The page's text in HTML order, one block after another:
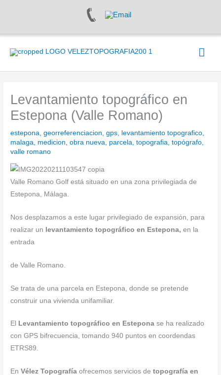
Levantamiento topográfico en
Estepona (Valle Romano)
estepona,georreferenciacion,gps, levantamiento topografico,
malaga, medicion,obra nueva, parcela,topografia,topógrafo,
valle romano
Valle Romano Golf está situado en una zona privilegiada de
Estepona, Málaga.
Nos desplazamos a este lugar privilegiado de expansión, para
realizar un levantamiento topográfico en Estepona, en la
entrada
de Valle Romano.
Se trata de una parcela en Estepona, donde se pretende
construir una vivienda unifamiliar.
El Levantamiento topográfico en Estepona se ha realizado
con GPS bifrecuencia, tomando 940 puntos en coordendas
ETRS89.
EnVélez Topografíaofrecemos servicios detopografía en